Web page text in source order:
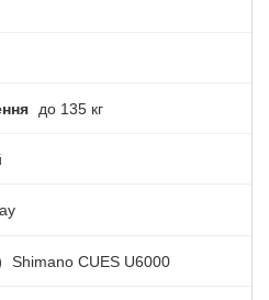
до 135 кг
Shimano CUES U6000